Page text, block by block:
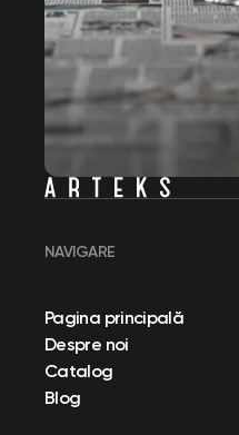
NAVIGARE
Pagina principală
Despre noi
Catalog
Blog